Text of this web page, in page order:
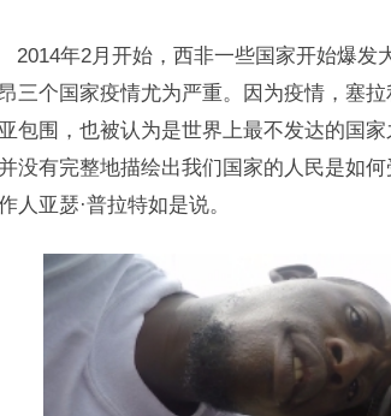
年2月开始，西非一些国家开始爆发
三个国家疫情尤为严重。因为疫情，塞
包围，也被认为是世界上最不发达的国
没有完整地描绘出我们国家的人民是如
人亚瑟·普拉特如是说。